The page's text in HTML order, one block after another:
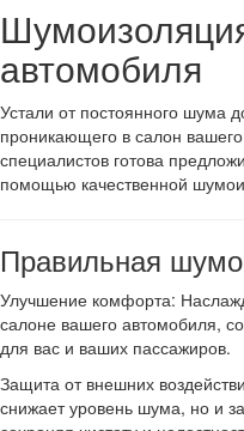
автомобиля
Устали от постоянного шума
проникающего в салон
специалистов готова
помощью качественной
Правильная
Улучшение комфорта:
салоне вашего автомобиля,
для вас и ваших пассажиров.
Защита от внешних
снижает уровень шума, но и